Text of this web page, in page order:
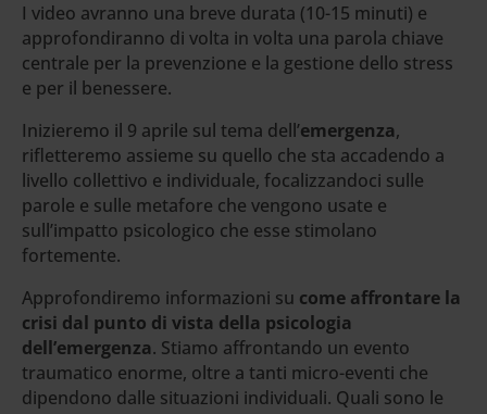
I video avranno una breve durata (10-15 minuti) e
approfondiranno di volta in volta una parola chiave
centrale per la prevenzione e la gestione dello stress
e per il benessere.
Inizieremo il 9 aprile sul tema dell’emergenza,
rifletteremo assieme su quello che sta accadendo a
livello collettivo e individuale, focalizzandoci sulle
parole e sulle metafore che vengono usate e
sull’impatto psicologico che esse stimolano
fortemente.
Approfondiremo informazioni su come affrontare la
crisi dal punto di vista della psicologia
dell’emergenza. Stiamo affrontando un evento
traumatico enorme, oltre a tanti micro-eventi che
dipendono dalle situazioni individuali. Quali sono le